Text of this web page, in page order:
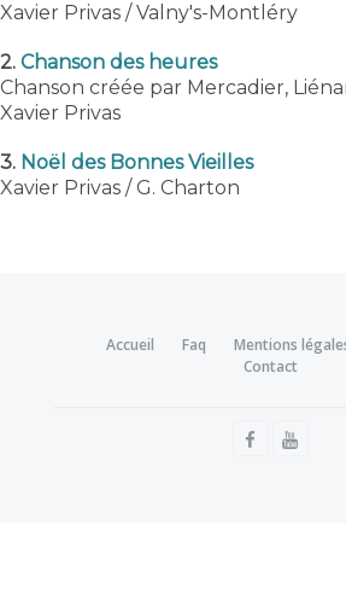
Xavier Privas / Valny's-Montléry
2. Chanson des heures
Chanson créée par Mercadier,
Xavier Privas
3. Noël des Bonnes Vieilles
Xavier Privas / G. Charton
Accueil Faq Mentions
Contact